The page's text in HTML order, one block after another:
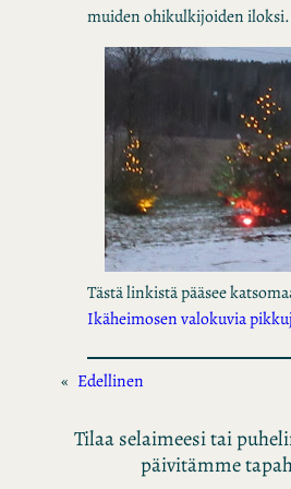
muiden ohikulkijoiden iloksi.
Tästä linkistä pääsee
Ikäheimosen valokuvia
« Edellinen
Tilaa selaimeesi tai
päivitämme